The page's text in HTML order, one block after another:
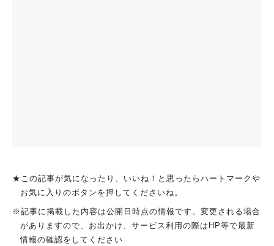
★この記事が気になったり、いいね！と思ったらハートマークや
お気に入りのボタンを押してくださいね。
※記事に掲載した内容は公開日時点の情報です。変更される場合
がありますので、お出かけ、サービス利用の際はHP等で最新
情報の確認をしてください